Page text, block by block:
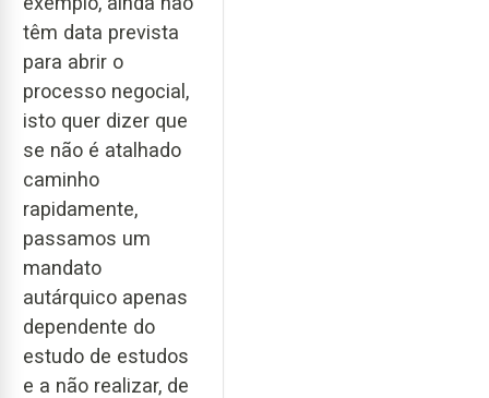
têm data prevista
para abrir o
processo negocial,
isto quer dizer que
se não é atalhado
caminho
rapidamente,
passamos um
mandato
autárquico apenas
dependente do
estudo de estudos
e a não realizar, de